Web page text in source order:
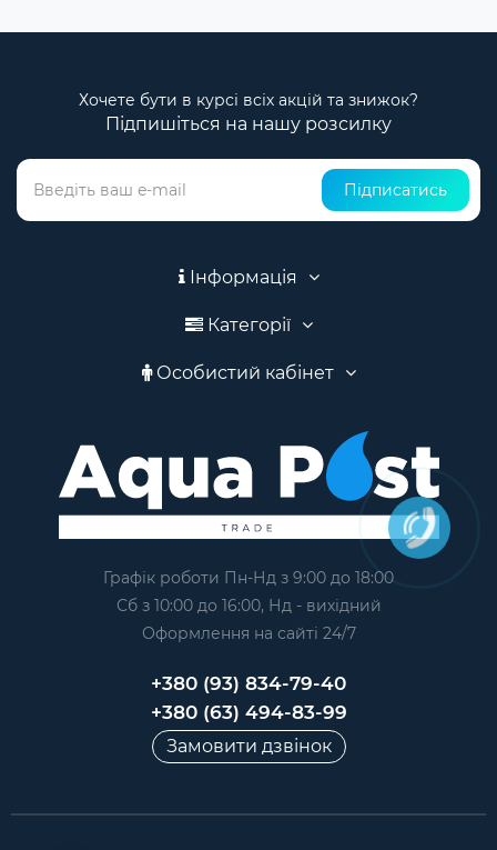
Хочете бути в курсі всіх акцій та знижок?
Підпишіться на нашу розсилку
Підписатись
Інформація
Категорії
Особистий кабінет
Графік роботи Пн-Нд з 9:00 до 18:00
Сб з 10:00 до 16:00, Нд - вихідний
Оформлення на сайтi 24/7
+380 (93) 834-79-40
+380 (63) 494-83-99
Замовити дзвінок